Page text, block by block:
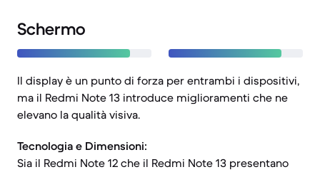
Schermo
Il display è un punto di forza per entrambi i dispositivi,
ma il Redmi Note 13 introduce miglioramenti che ne
elevano la qualità visiva.
Tecnologia e Dimensioni:
Sia il Redmi Note 12 che il Redmi Note 13 presentano